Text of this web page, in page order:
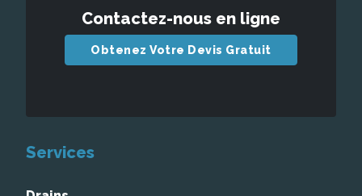
Contactez-nous en ligne
Obtenez Votre Devis Gratuit
Services